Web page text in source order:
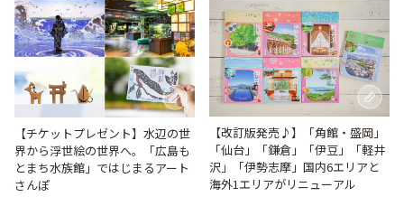
【チケットプレゼント】水辺の世
界から浮世絵の世界へ。「広島も
とまち水族館」ではじまるアート
さんぽ
【改訂版発売♪】「角館・盛岡」
「仙台」「鎌倉」「伊豆」「軽井
沢」「伊勢志摩」国内6エリアと
海外1エリアがリニューアル